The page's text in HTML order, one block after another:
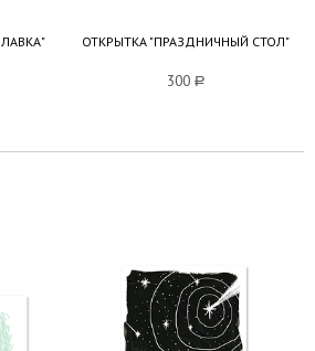
ОТКРЫТКА "ПРАЗДНИЧНЫЙ СТОЛ"
300 a